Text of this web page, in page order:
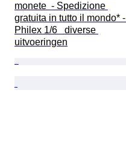
monete  - Spedizione
gratuita in tutto il mondo* -
Philex 1/6   diverse
uitvoeringen